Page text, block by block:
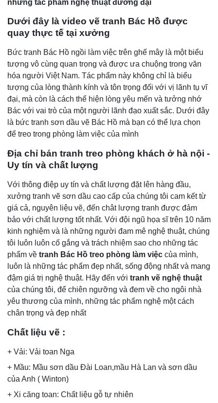
những tác phẩm nghệ thuật đương đại
Dưới đây là video vẽ tranh Bác Hồ được
quay thực tế tại xưởng
Bức tranh Bác Hồ ngồi làm việc trên ghế mây là một biểu
tượng vô cùng quan trọng và được ưa chuộng trong văn
hóa người Việt Nam. Tác phẩm này không chỉ là biểu
tượng của lòng thành kính và tôn trọng đối với vị lãnh tụ vĩ
đại, mà còn là cách thể hiện lòng yêu mến và tưởng nhớ
Bác với vai trò của một người lãnh đạo xuất sắc. Dưới đây
là bức tranh sơn dầu vẽ Bác Hồ mà bạn có thể lựa chọn
để treo trong phòng làm việc của mình
Địa chỉ bán tranh treo phòng khách ở hà nội -
Uy tín và chất lượng
Với thông điệp uy tín và chất lượng đặt lên hàng đầu,
xưởng tranh vẽ sơn dầu cao cấp của chúng tôi cam kết từ
giá cả, nguyên liệu vẽ, đến chât lượng tranh được đảm
bảo với chất lượng tốt nhất. Với đội ngũ họa sĩ trên 10 năm
kinh nghiệm và là những người đam mê nghệ thuật, chúng
tôi luôn luôn cố gắng và trách nhiệm sao cho những tác
phẩm về tranh Bác Hồ treo phòng làm việc của mình,
luôn là những tác phẩm đẹp nhất, sống động nhất và mang
đậm giá trị nghệ thuật. Hãy đến với tranh vẽ nghệ thuật
của chúng tôi, để chiên ngưỡng và đem về cho ngôi nhà
yêu thương của mình, những tác phẩm nghệ một cách
chân trọng và đẹp nhất
Chất liệu vẽ :
+ Vải: Vải toan Nga
+ Mầu: Mầu sơn dầu Đài Loan,mầu Hà Lan và sơn dầu
của Anh ( Winton)
+ Xi căng toan: Chất liệu gỗ tự nhiên